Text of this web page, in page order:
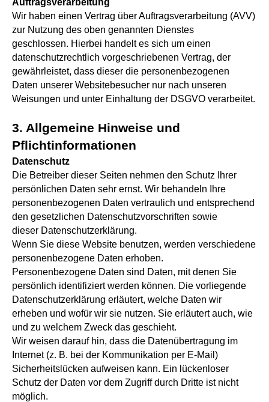
Auftragsverarbeitung
Wir haben einen Vertrag über Auftragsverarbeitung (AVV)
zur Nutzung des oben genannten Dienstes
geschlossen. Hierbei handelt es sich um einen
datenschutzrechtlich vorgeschriebenen Vertrag, der
gewährleistet, dass dieser die personenbezogenen
Daten unserer Websitebesucher nur nach unseren
Weisungen und unter Einhaltung der DSGVO verarbeitet.
3. Allgemeine Hinweise und
Pflichtinformationen
Datenschutz
Die Betreiber dieser Seiten nehmen den Schutz Ihrer
persönlichen Daten sehr ernst. Wir behandeln Ihre
personenbezogenen Daten vertraulich und entsprechend
den gesetzlichen Datenschutzvorschriften sowie
dieser Datenschutzerklärung.
Wenn Sie diese Website benutzen, werden verschiedene
personenbezogene Daten erhoben.
Personenbezogene Daten sind Daten, mit denen Sie
persönlich identifiziert werden können. Die vorliegende
Datenschutzerklärung erläutert, welche Daten wir
erheben und wofür wir sie nutzen. Sie erläutert auch, wie
und zu welchem Zweck das geschieht.
Wir weisen darauf hin, dass die Datenübertragung im
Internet (z. B. bei der Kommunikation per E-Mail)
Sicherheitslücken aufweisen kann. Ein lückenloser
Schutz der Daten vor dem Zugriff durch Dritte ist nicht
möglich.